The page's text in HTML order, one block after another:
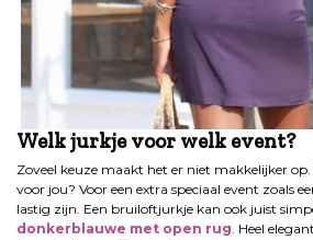
Welk jurkje voor welk event?
Zoveel keuze maakt het er niet makkelijker op.
voor jou? Voor een extra speciaal event zoals
lastig zijn. Een bruiloftjurkje kan ook juist
donkerblauwe met open rug. Heel